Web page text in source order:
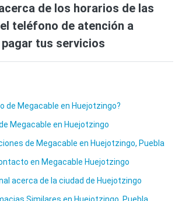
de los horarios de las
teléfono de atención a
tus servicios
de Megacable en Huejotzingo?
Megacable en Huejotzingo
de Megacable en Huejotzingo, Puebla
en Megacable Huejotzingo
acerca de la ciudad de Huejotzingo